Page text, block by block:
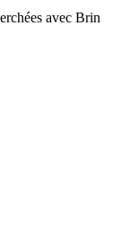
avec Brin